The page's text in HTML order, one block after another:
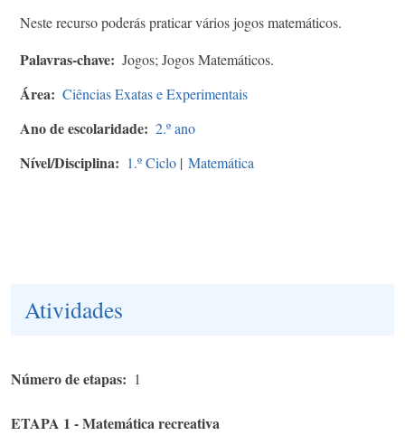
Neste recurso poderás praticar vários jogos matemáticos.
Palavras-chave Jogos; Jogos Matemáticos.
Área Ciências Exatas e Experimentais
Ano de escolaridade 2.º ano
Nível/Disciplina 1.º Ciclo | Matemática
Atividades
Número de etapas 1
ETAPA 1 - Matemática recreativa